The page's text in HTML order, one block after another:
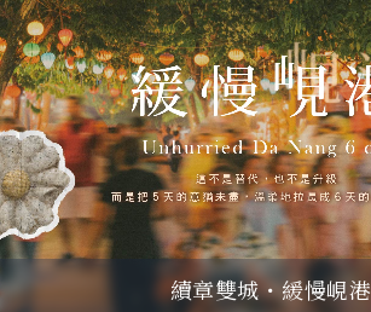
父親節．限時特別企劃
一人旅行Solo Travel
山海雙享・北海道
冬日慢旅・奧捷德續章雙城・緩慢峴港